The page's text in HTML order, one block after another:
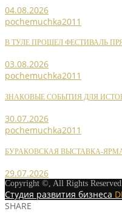
04.08.2026
pochemuchka2011
В ТУЛЕ ПРОШЕЛ ФЕСТИВАЛЬ
03.08.2026
pochemuchka2011
ЗНАКОВЫЕ СОБЫТИЯ ДЛЯ
30.07.2026
pochemuchka2011
БУРАКОВСКАЯ ВЫСТАВКА-
29.07.2026
Copyright ©, All Rights
Студия развития бизнеса
SHARE